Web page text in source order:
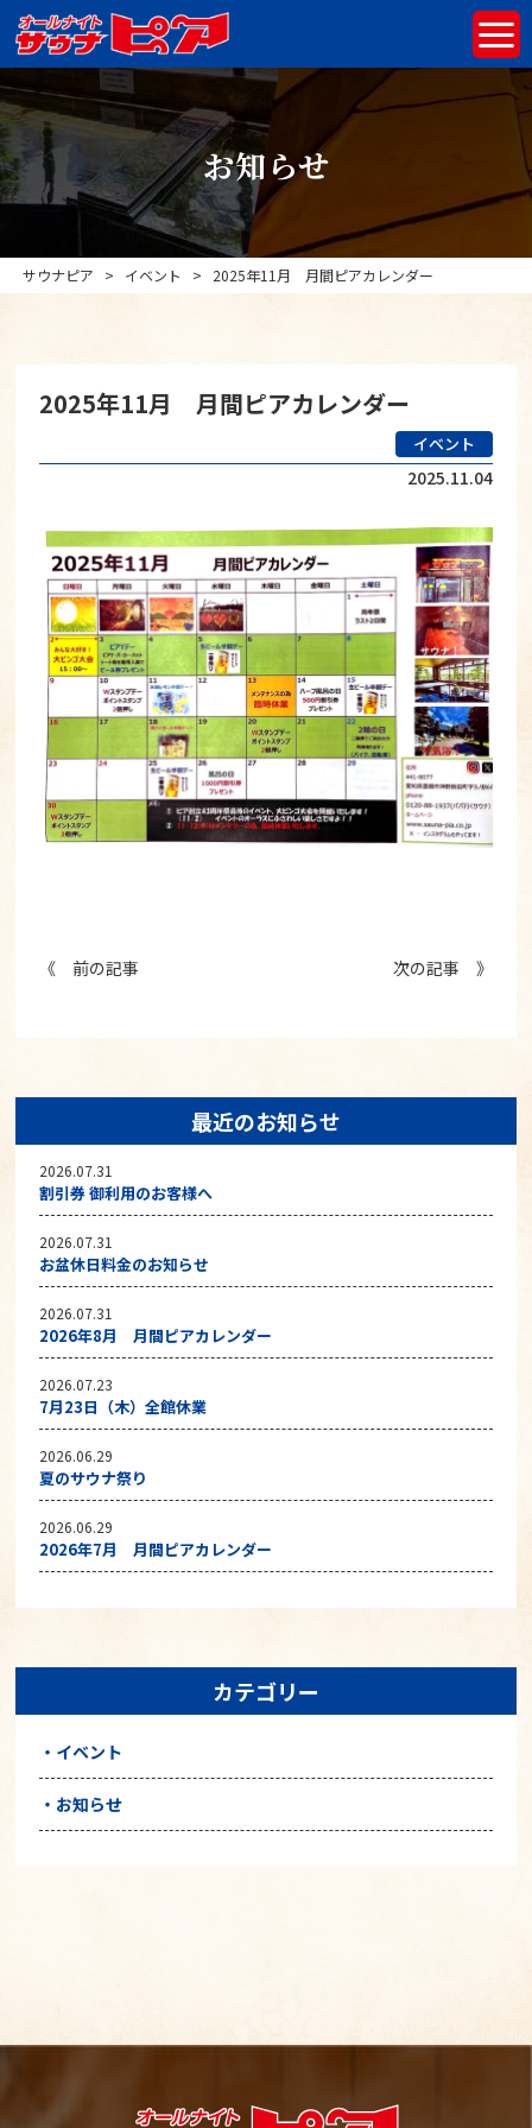
お知らせ
サウナピア > イベント > 2025年11月 月間ピアカレンダー
2025年11月 月間ピアカレンダー
イベント
2025.11.04
《 前の記事 次の記事 》
最近のお知らせ
2026.07.31
割引券 御利用のお客様へ
2026.07.31
お盆休日料金のお知らせ
2026.07.31
2026年8月 月間ピアカレンダー
2026.07.23
7月23日（木）全館休業
2026.06.29
夏のサウナ祭り
2026.06.29
2026年7月 月間ピアカレンダー
カテゴリー
イベント
お知らせ